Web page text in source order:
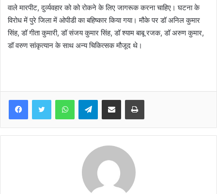
वाले मारपीट, दुर्व्यवहार को को रोकने के लिए जागरूक करना चाहिए। घटना के
विरोध में पुरे जिला में ओपीडी का बहिष्कार किया गया। मौके पर डॉ अनिल कुमार
सिंह, डॉ गीता कुमारी, डॉ संजय कुमार सिंह, डॉ श्याम बाबू रजक, डॉ अरुण कुमार,
डॉ वरुण सांकृत्यान के साथ अन्य चिकित्सक मौजूद थे।
Telegram